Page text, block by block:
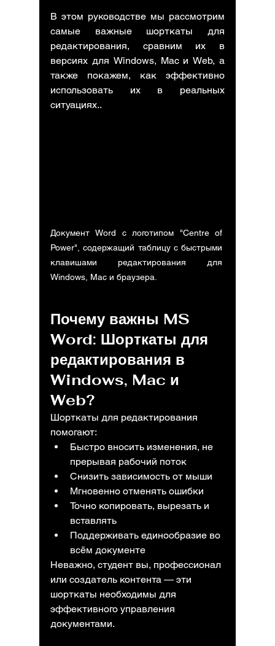
В этом руководстве мы рассмотрим
самые важные шорткаты для
редактирования, сравним их в
версиях для Windows, Mac и Web, а
также покажем, как эффективно
использовать их в реальных
ситуациях..
Документ Word с логотипом "Centre of
Power", содержащий таблицу с быстрыми
клавишами редактирования для
Windows, Mac и браузера.
Почему важны MS
Word: Шорткаты для
редактирования в
Windows, Mac и
Web?
Шорткаты для редактирования
помогают:
Быстро вносить изменения, не
прерывая рабочий поток
Снизить зависимость от мыши
Мгновенно отменять ошибки
Точно копировать, вырезать и
вставлять
Поддерживать единообразие во
всём документе
Неважно, студент вы, профессионал
или создатель контента — эти
шорткаты необходимы для
эффективного управления
документами.